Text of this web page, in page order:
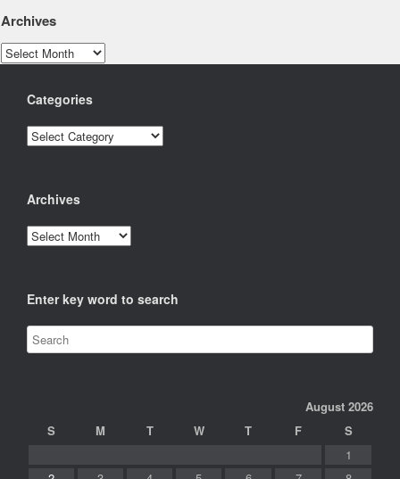
Archives
Archives
Categories
Categories
Archives
Archives
Enter key word to search
August 2026
S
M T W T F
S
1